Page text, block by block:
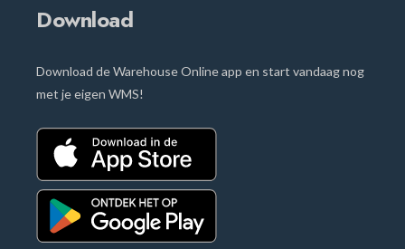
Download
Download de Warehouse Online app en start vandaag nog
met je eigen WMS!